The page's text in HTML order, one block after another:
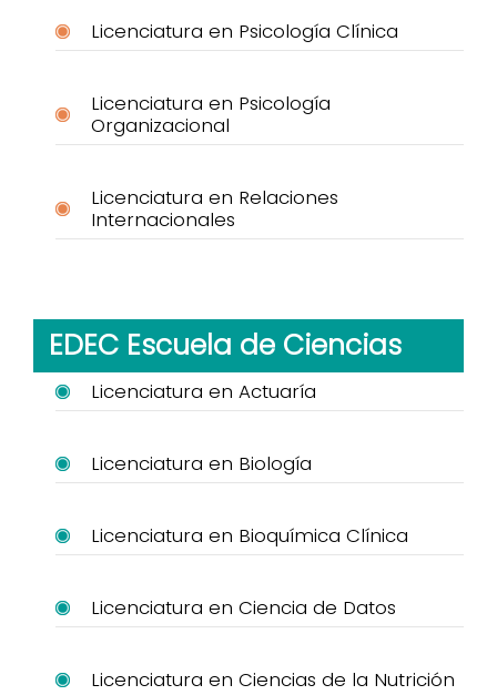
Licenciatura en Psicología Clínica
Licenciatura en Psicología
Organizacional
Licenciatura en Relaciones
Internacionales
EDEC Escuela de Ciencias
Licenciatura en Actuaría
Licenciatura en Biología
Licenciatura en Bioquímica Clínica
Licenciatura en Ciencia de Datos
Licenciatura en Ciencias de la Nutrición